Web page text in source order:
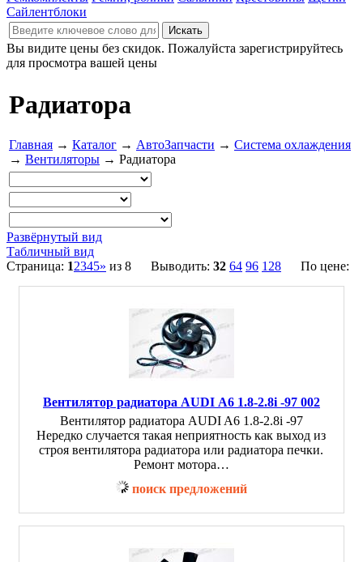
Сайлентблоки
Вы видите цены без скидок. Пожалуйста зарегистрируйтесь
для просмотра вашей цены
Радиатора
Главная → Каталог → АвтоЗапчасти → Система охлаждения
→ Вентиляторы → Радиатора
Развёрнутый вид
Табличный вид
Страница: 12345» из 8 Выводить: 32 64 96 128 По цене:
Вентилятор радиатора AUDI A6 1.8-2.8i -97 002
Вентилятор радиатора AUDI A6 1.8-2.8i -97
Нередко случается такая неприятность как выход из
строя вентилятора радиатора или радиатора печки.
Ремонт мотора…
поиск предложений